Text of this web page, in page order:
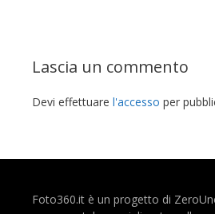
Lascia un commento
Devi effettuare l'accesso per
Foto360.it è un progetto di